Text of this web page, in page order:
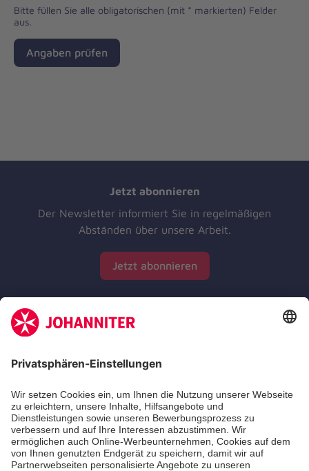
Bitte füllen Sie alle obligatorischen (mit * markierten) Felder
aus.
Angaben prüfen
Jetzt abonnieren
Der Newsletter informiert Sie in regelmäßigen
Abständen über unsere Arbeit.
Jetzt abonnieren
Zertifizierung der Johanniter-Unfall-Hilfe e.V.
Die Johanniter GmbH führt das Spendenzertifikat
des Deutschen Spendenrats e.V.